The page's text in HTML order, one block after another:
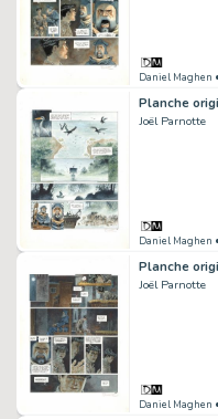
Daniel Maghen
Joël Parnotte
Daniel Maghen
Joël Parnotte
Daniel Maghen